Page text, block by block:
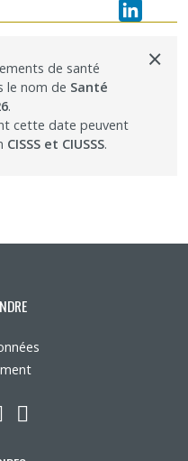
X
de santé
le nom de Santé
.
cette date peuvent
CISSS et CIUSSS.
×
Twitter